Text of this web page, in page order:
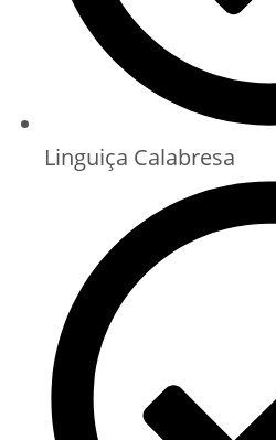
Linguiça Calabresa